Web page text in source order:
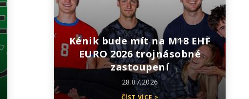
Kénik bude mít na M18 EHF
EURO 2026 trojnásobné
zastoupení
28.07.2026
ČÍST VÍCE >